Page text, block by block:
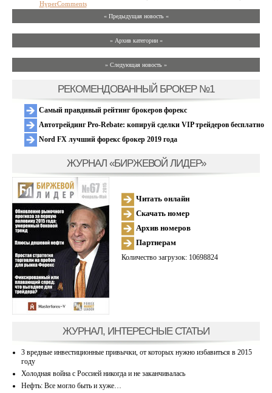
HyperComments
« Предыдущая новость «
» Архив категории «
» Следующая новость »
РЕКОМЕНДОВАННЫЙ БРОКЕР №1
Самый правдивый рейтинг брокеров форекс
Автотрейдинг Pro-Rebate: копируй сделки VIP трейдеров бесплатно
Nord FX лучший форекс брокер 2019 года
ЖУРНАЛ «БИРЖЕВОЙ ЛИДЕР»
Читать онлайн
Скачать номер
Архив номеров
Партнерам
Количество загрузок: 10698824
ЖУРНАЛ, ИНТЕРЕСНЫЕ СТАТЬИ
3 вредные инвестиционные привычки, от которых нужно избавиться в 2015
году
Холодная война с Россией никогда и не заканчивалась
Нефть: Все могло быть и хуже…